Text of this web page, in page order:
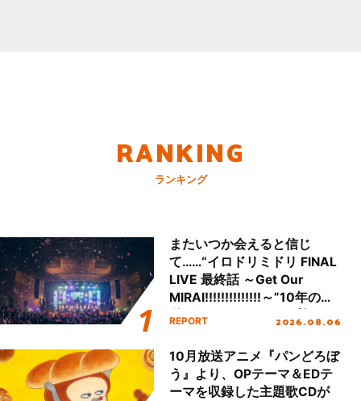
RANKING
ランキング
またいつか会えると信じ
て……“イロドリミドリ FINAL
LIVE 最終話 ～Get Our
MIRAI!!!!!!!!!!!!!!～”10年の活
動を経てファイナルを迎える
REPORT 2026.08.06
10月放送アニメ『パンどろぼ
う』より、OPテーマ＆EDテ
ーマを収録した主題歌CDが